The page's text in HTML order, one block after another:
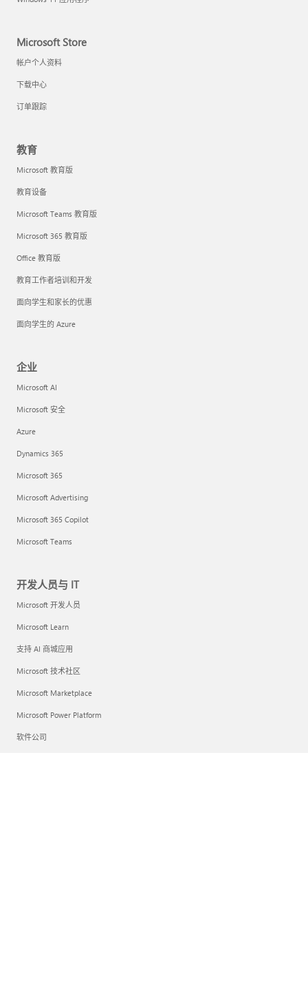
Microsoft Store
帐户个人资料
下载中心
订单跟踪
教育
Microsoft 教育版
教育设备
Microsoft Teams 教育版
Microsoft 365 教育版
Office 教育版
教育工作者培训和开发
面向学生和家长的优惠
面向学生的 Azure
企业
Microsoft AI
Microsoft 安全
Azure
Dynamics 365
Microsoft 365
Microsoft Advertising
Microsoft 365 Copilot
Microsoft Teams
开发人员与 IT
Microsoft 开发人员
Microsoft Learn
支持 AI 商城应用
Microsoft 技术社区
Microsoft Marketplace
Microsoft Power Platform
软件公司